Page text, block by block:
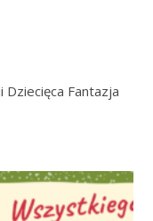
Fantazja